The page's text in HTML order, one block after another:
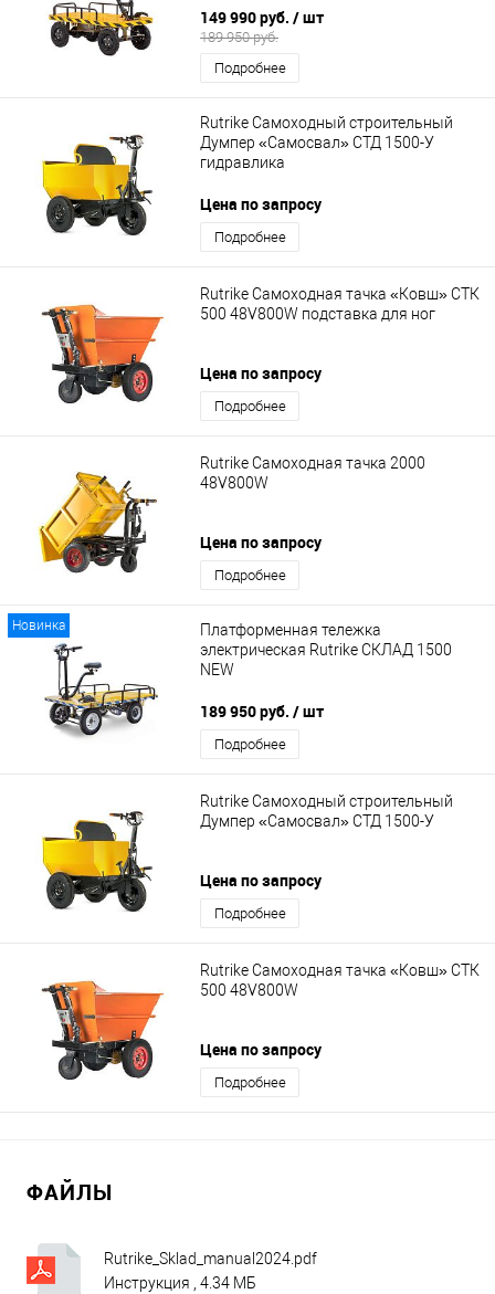
149 990 руб. / шт
189 950 руб.
Подробнее
Rutrike Самоходный строительный
Думпер «Самосвал» СТД 1500-У
гидравлика
Цена по запросу
Подробнее
Rutrike Самоходная тачка «Ковш» СТК
500 48V800W подставка для ног
Цена по запросу
Подробнее
Rutrike Самоходная тачка 2000
48V800W
Цена по запросу
Подробнее
Новинка
Платформенная тележка
электрическая Rutrike СКЛАД 1500
NEW
189 950 руб. / шт
Подробнее
Rutrike Самоходный строительный
Думпер «Самосвал» СТД 1500-У
Цена по запросу
Подробнее
Rutrike Самоходная тачка «Ковш» СТК
500 48V800W
Цена по запросу
Подробнее
ФАЙЛЫ
Rutrike_Sklad_manual2024.pdf
Инструкция , 4.34 МБ